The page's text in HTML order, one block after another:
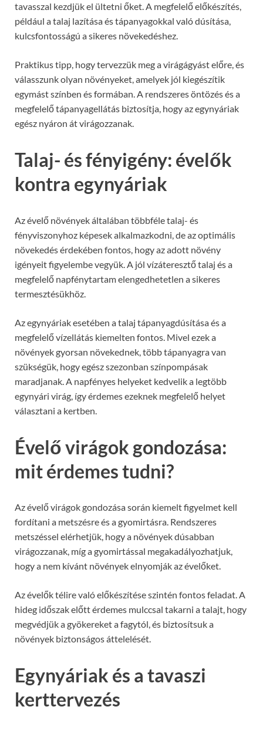
tavasszal kezdjük el ültetni őket. A megfelelő előkészítés,
például a talaj lazítása és tápanyagokkal való dúsítása,
kulcsfontosságú a sikeres növekedéshez.
Praktikus tipp, hogy tervezzük meg a virágágyást előre, és
válasszunk olyan növényeket, amelyek jól kiegészítik
egymást színben és formában. A rendszeres öntözés és a
megfelelő tápanyagellátás biztosítja, hogy az egynyáriak
egész nyáron át virágozzanak.
Talaj- és fényigény: évelők
kontra egynyáriak
Az évelő növények általában többféle talaj- és
fényviszonyhoz képesek alkalmazkodni, de az optimális
növekedés érdekében fontos, hogy az adott növény
igényeit figyelembe vegyük. A jól vízáteresztő talaj és a
megfelelő napfénytartam elengedhetetlen a sikeres
termesztésükhöz.
Az egynyáriak esetében a talaj tápanyagdúsítása és a
megfelelő vízellátás kiemelten fontos. Mivel ezek a
növények gyorsan növekednek, több tápanyagra van
szükségük, hogy egész szezonban színpompásak
maradjanak. A napfényes helyeket kedvelik a legtöbb
egynyári virág, így érdemes ezeknek megfelelő helyet
választani a kertben.
Évelő virágok gondozása:
mit érdemes tudni?
Az évelő virágok gondozása során kiemelt figyelmet kell
fordítani a metszésre és a gyomirtásra. Rendszeres
metszéssel elérhetjük, hogy a növények dúsabban
virágozzanak, míg a gyomirtással megakadályozhatjuk,
hogy a nem kívánt növények elnyomják az évelőket.
Az évelők télire való előkészítése szintén fontos feladat. A
hideg időszak előtt érdemes mulccsal takarni a talajt, hogy
megvédjük a gyökereket a fagytól, és biztosítsuk a
növények biztonságos áttelelését.
Egynyáriak és a tavaszi
kerttervezés